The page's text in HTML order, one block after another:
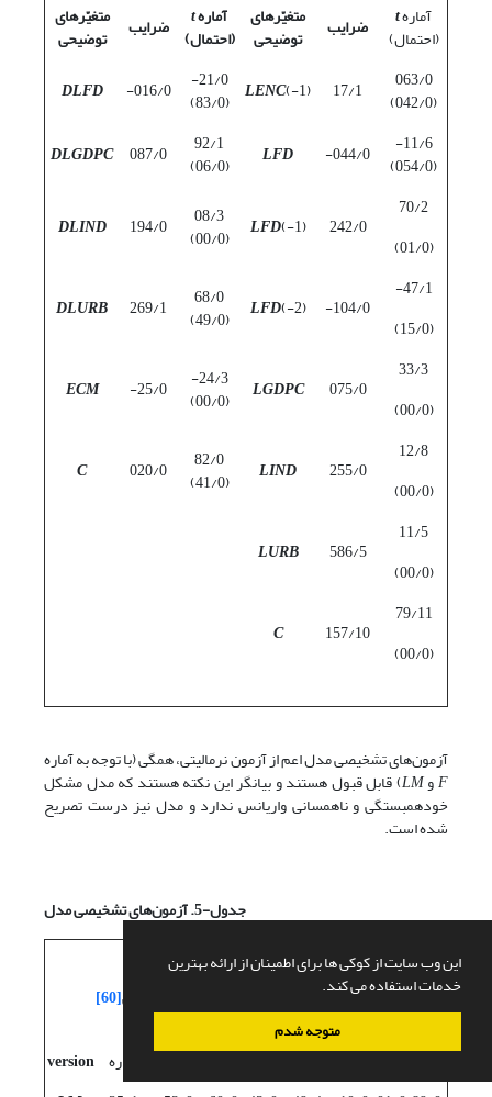
این وب سایت از کوکی ها برای اطمینان از ارائه بهترین
خدمات استفاده می کند.
متوجه شدم
آمارهt
(احتمال) ضرایب متغیّرهای
توضیحی
آمارهt
(احتمال) ضرایب متغیّرهای
توضیحی
063/0
(042/0)
17/1
(1-)
LENC
21/0-
(83/0)
016/0-
DLFD
11/6-
(054/0)
044/0-
LFD
92/1
(06/0)
087/0
DLGDPC
70/2
(01/0)
242/0
(1-)
LFD
08/3
(00/0)
194/0
DLIND
47/1-
(15/0)
104/0-
(2-)
LFD
68/0
(49/0)
269/1
DLURB
33/3
(00/0)
075/0
LGDPC
24/3-
(00/0)
25/0-
ECM
12/8
(00/0)
255/0
LIND
82/0
(41/0)
020/0
C
11/5
(00/0)
586/5
LURB
79/11
(00/0)
157/10
C
آزمون‌های تشخیصی مدل اعم از آزمون نرمالیتی، همگی (با توجه به آماره
FوLM) قابل ‌قبول هستند و بیانگر این نکته هستند که مدل مشکل
خودهمبستگی و ناهمسانی واریانس ندارد و مدل نیز درست تصریح
شده است.
جدول-5. آزمون‌های تشخیصی مدل
آزمون
تورش
تصریح
مدل[57]
آزمون
نرمال‌بودن
آزمون
واریانس[59]
آزمون
خودهمبستگی[60]
آماره version